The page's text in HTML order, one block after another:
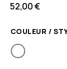
52,00€
COULEUR /